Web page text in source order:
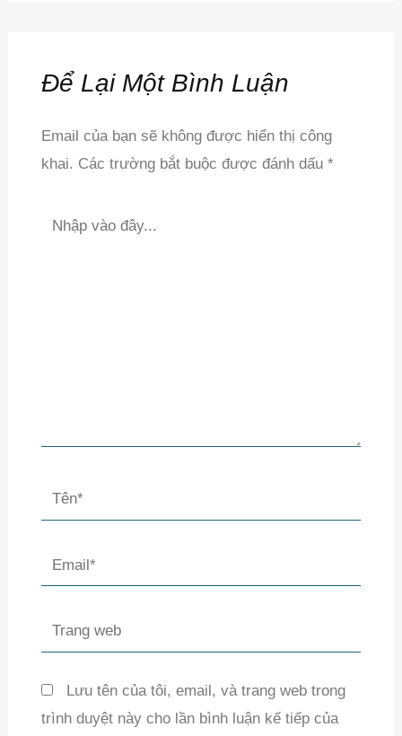
Để Lại Một Bình Luận
Email của bạn sẽ không được hiển thị công
khai. Các trường bắt buộc được đánh dấu *
Tên*
Email*
Trang
web
Lưu tên của tôi, email, và trang web trong
trình duyệt này cho lần bình luận kế tiếp của